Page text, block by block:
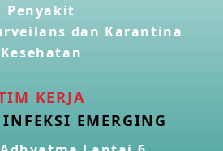
Penyakit
dan Karantina
Kesehatan
KERJA
EMERGING